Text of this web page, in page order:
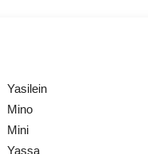
Yasilein
Mino
Mini
Yassa